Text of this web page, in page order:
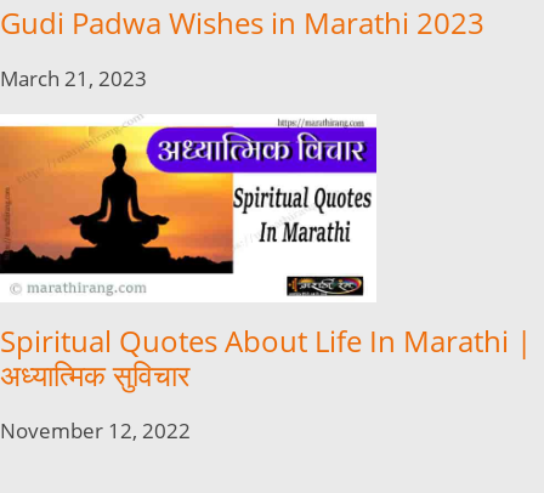
Gudi Padwa Wishes in Marathi 2023
March 21, 2023
Spiritual Quotes About Life In Marathi |
अध्यात्मिक सुविचार
November 12, 2022